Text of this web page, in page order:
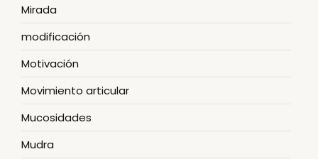
Mirada
modificación
Motivación
Movimiento articular
Mucosidades
Mudra